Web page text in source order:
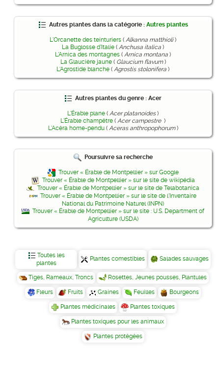
Autres plantes dans la catégorie : Autres plantes
L'Orcanette des teinturiers ( Alkanna matthioli)
La Buglosse d'Italie ( Anchusa italica )
L'Arnica des montagnes ( Arnica montana )
La Glaucière jaune( Glaucium flavum)
L'Agrostide blanche ( Agrostis stolonifera )
Autres plantes du genre : Acer
L'Érable plane ( Acer platanoides)
L'Érable champêtre ( Acer campestre )
L'Acéra home-pendu( Aceras anthropophorum)
Poursuivre sa recherche
Trouver « Érable de Montpellier » sur Google
Trouver « Érable de Montpellier » sur le site de wikipédia
Trouver « Érable de Montpellier » sur le site de Telabotanica
Trouver « Érable de Montpellier » sur le site de l'Inventaire
National du Patrimoine Naturel (INPN)
Trouver « Érable de Montpellier » sur le site : U.S. Department of
Agriculture (USDA)
Toutes les
plantes
Plantes comestibles Salades sauvages
Tiges, Rameaux, Troncs Rosettes, Jeunes pousses, Plantules
Fleurs Fruits Graines Feuilles Bourgeons
Plantes médicinales Plantes toxiques
Plantes toxiques pour les animaux
Plantes protégées